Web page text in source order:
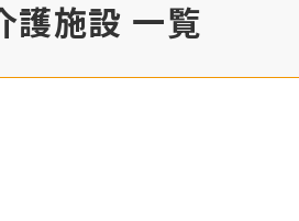
護施設 一覧